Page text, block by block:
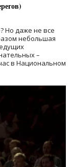
Но даже не все
небольшая
–
в Национальном